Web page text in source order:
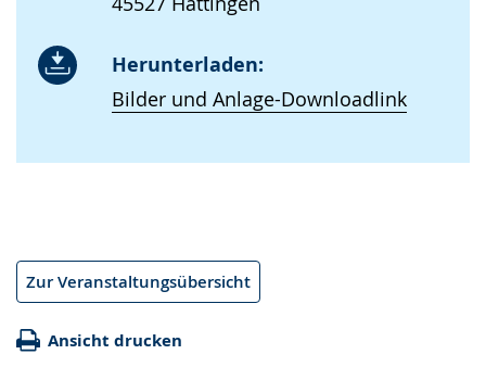
Herunterladen:
Bilder und Anlage-Downloadlink
Zur Veranstaltungsübersicht
Ansicht drucken